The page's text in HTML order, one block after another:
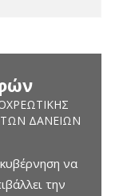
ΔΑΝΕΊΩΝ
να
την